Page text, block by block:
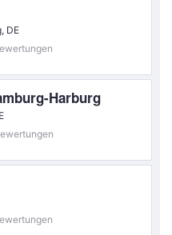
DE
Harburg